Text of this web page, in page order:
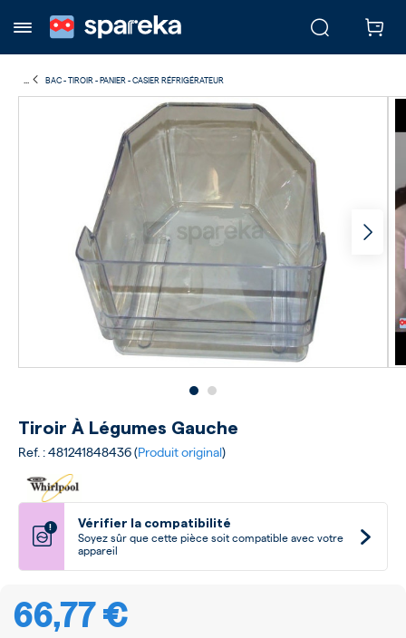
BAC - TIROIR - PANIER - CASIER RÉFRIGÉRATEUR
Tiroir À Légumes Gauche
Ref. : 481241848436 (Produit original)
! Vérifier la compatibilité
Soyez sûr que cette pièce soit compatible avec votre
appareil
66,77 €